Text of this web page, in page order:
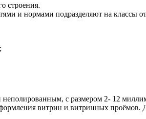
строения.
и нормами подразделяют на классы
с размером 2- 12
витрин и витринных проёмов.